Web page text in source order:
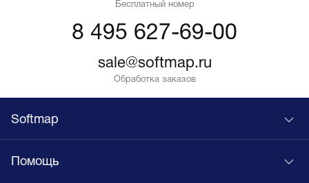
Бесплатный номер
8 495 627-69-00
sale@softmap.ru
Обработка заказов
Softmap
Помощь